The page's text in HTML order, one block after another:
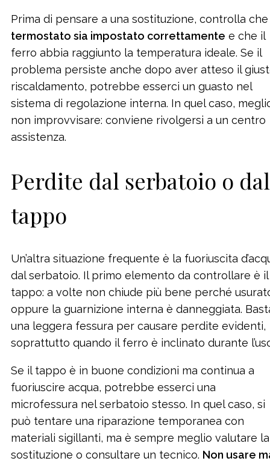
Prima di pensare a una sostituzione, controlla che
termostato sia impostato correttamente e che il
ferro abbia raggiunto la temperatura ideale. Se il
problema persiste anche dopo aver atteso il
riscaldamento, potrebbe esserci un guasto nel
sistema di regolazione interna. In quel caso,
non improvvisare: conviene rivolgersi a un centro
assistenza.
Perdite dal serbatoio o dal
tappo
Un’altra situazione frequente è la fuoriuscita
dal serbatoio. Il primo elemento da controllare è il
tappo: a volte non chiude più bene perché
oppure la guarnizione interna è danneggiata.
una leggera fessura per causare perdite evidenti,
soprattutto quando il ferro è inclinato durante
Se il tappo è in buone condizioni ma continua a
fuoriuscire acqua, potrebbe esserci una
microfessura nel serbatoio stesso. In quel caso, si
può tentare una riparazione temporanea con
materiali sigillanti, ma è sempre meglio valutare la
sostituzione o consultare un tecnico. Non usare